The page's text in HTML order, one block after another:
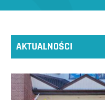
AKTUALNOŚCI